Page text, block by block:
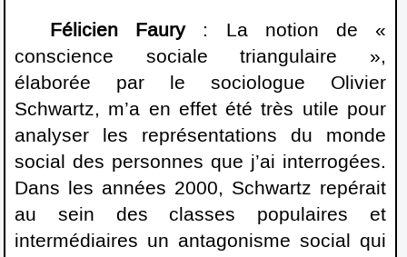
Félicien Faury: La notion de «
conscience sociale triangulaire »,
élaborée par le sociologue Olivier
Schwartz, m’a en effet été très utile pour
analyser les représentations du monde
social des personnes que j’ai interrogées.
Dans les années 2000, Schwartz repérait
au sein des classes populaires et
intermédiaires un antagonisme social qui